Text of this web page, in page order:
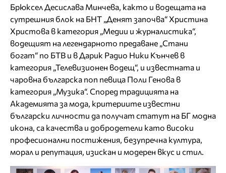
Брюксел Десислава Минчева, както и водещата на
сутрешния блок на БНТ „Денят започва“ Христина
Христова в категория „Медии и журналистика“,
водещият на легендарното предаване „Стани
богат“ по БТВ и в Дарик Радио Ники Кънчев в
категория „Телевизионен водещ“, и известната и
чаровна българска поп певица Поли Генова в
категория „Музика“. Според традицията на
Академията за мода, критериите известни
български личности да получат статут на БГ модна
икона, са качества и добродетели като високи
професионални постижения, безупречна култура,
морал и репутация, изискан и модерен вкус и стил.